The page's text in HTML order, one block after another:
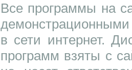
Все программы на
в сети интернет.
программ взяты с